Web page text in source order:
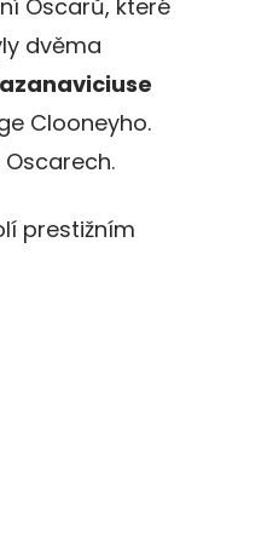
Oscarů, které
dvěma
Clooneyho.
prestižním